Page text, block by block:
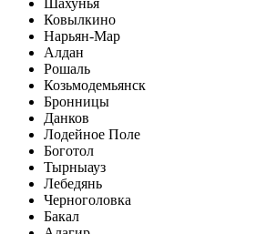
Шахунья
Ковылкино
Нарьян-Мар
Алдан
Рошаль
Козьмодемьянск
Бронницы
Данков
Лодейное Поле
Боготол
Тырныауз
Лебедянь
Черноголовка
Бакал